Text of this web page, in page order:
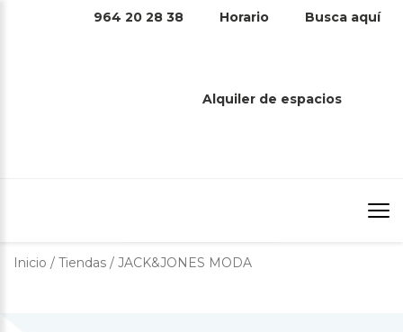
964 20 28 38 Horario Busca aquí
Alquiler de espacios
Inicio / Tiendas / JACK&JONES MODA